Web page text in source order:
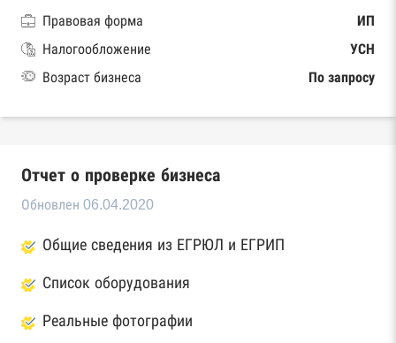
Правовая форма
ИП
Налогообложение
УСН
Возраст бизнеса
По запросу
Отчет о проверке бизнеса
Обновлен 06.04.2020
Общие сведения из ЕГРЮЛ и ЕГРИП
Список оборудования
Реальные фотографии